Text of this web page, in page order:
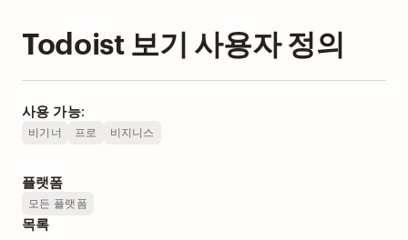
Todoist 보기 사용자 정의
사용 가능:
비기너 프로 비지니스
플랫폼
모든 플랫폼
목록